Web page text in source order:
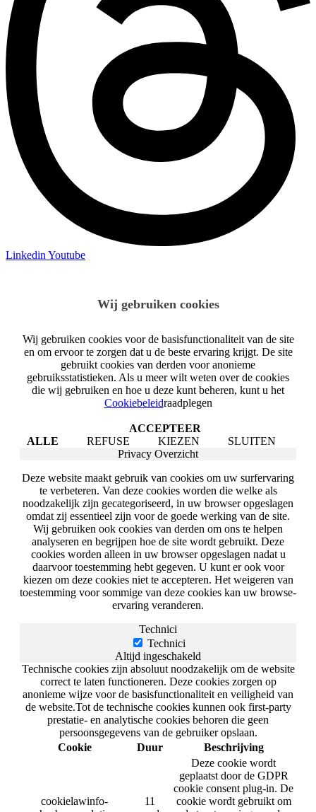
Linkedin Youtube
Wij gebruiken cookies
Wij gebruiken cookies voor de basisfunctionaliteit van de site
en om ervoor te zorgen dat u de beste ervaring krijgt. De site
gebruikt cookies van derden voor anonieme
gebruiksstatistieken. Als u meer wilt weten over de cookies
die wij gebruiken en hoe u deze kunt beheren, kunt u het
Cookiebeleidraadplegen
ACCEPTEER
ALLE
REFUSE KIEZEN
SLUITEN
Privacy Overzicht
Deze website maakt gebruik van cookies om uw surfervaring
te verbeteren. Van deze cookies worden die welke als
noodzakelijk zijn gecategoriseerd, in uw browser opgeslagen
omdat zij essentieel zijn voor de goede werking van de site.
Wij gebruiken ook cookies van derden om ons te helpen
analyseren en begrijpen hoe de site wordt gebruikt. Deze
cookies worden alleen in uw browser opgeslagen nadat u
daarvoor toestemming hebt gegeven. U kunt er ook voor
kiezen om deze cookies niet te accepteren. Het weigeren van
toestemming voor sommige van deze cookies kan uw browse-
ervaring veranderen.
Technici
Technici
Altijd ingeschakeld
Technische cookies zijn absoluut noodzakelijk om de website
correct te laten functioneren. Deze cookies zorgen op
anonieme wijze voor de basisfunctionaliteit en veiligheid van
de website.Tot de technische cookies kunnen ook first-party
prestatie- en analytische cookies behoren die geen
persoonsgegevens van de gebruiker opslaan.
Cookie
Duur Beschrijving
cookielawinfo-
11
Deze cookie wordt
geplaatst door de GDPR
cookie consent plug-in. De
cookie wordt gebruikt om